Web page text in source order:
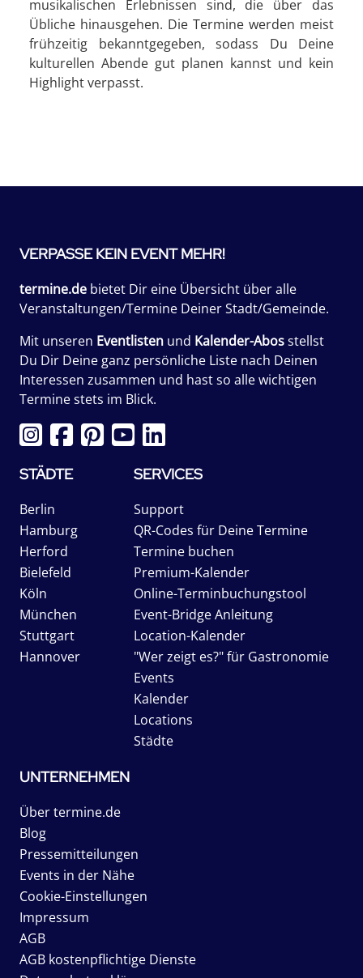
musikalischen Erlebnissen sind, die über das
Übliche hinausgehen. Die Termine werden meist
frühzeitig bekanntgegeben, sodass Du Deine
kulturellen Abende gut planen kannst und kein
Highlight verpasst.
VERPASSE KEIN EVENT MEHR!
termine.de bietet Dir eine Übersicht über alle
Veranstaltungen/Termine Deiner Stadt/Gemeinde.
Mit unseren Eventlisten und Kalender-Abosstellst
Du Dir Deine ganz persönliche Liste nach Deinen
Interessen zusammen und hast so alle wichtigen
Termine stets im Blick.
STÄDTE
Berlin
Hamburg
Herford
Bielefeld
Köln
München
Stuttgart
Hannover
SERVICES
Support
QR-Codes für Deine Termine
Termine buchen
Premium-Kalender
Online-Terminbuchungstool
Event-Bridge Anleitung
Location-Kalender
"Wer zeigt es?" für Gastronomie
Events
Kalender
Locations
Städte
UNTERNEHMEN
Über termine.de
Blog
Pressemitteilungen
Events in der Nähe
Cookie-Einstellungen
Impressum
AGB
AGB kostenpflichtige Dienste